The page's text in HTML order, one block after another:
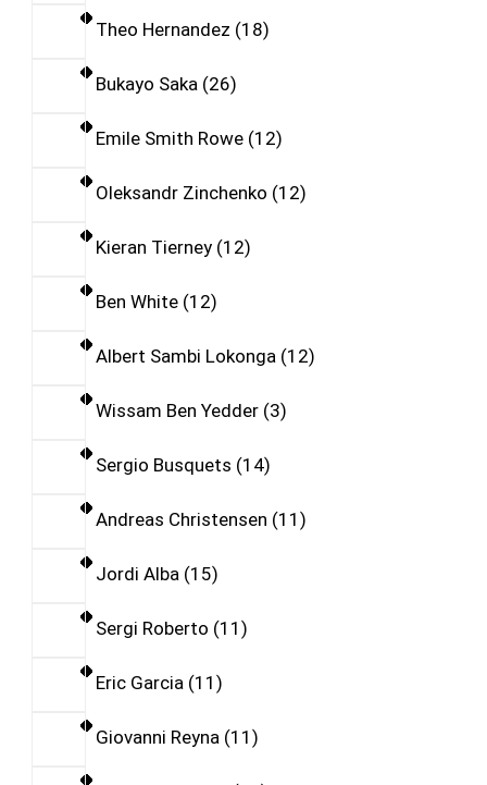
Theo Hernandez 18
Bukayo Saka 26
Emile Smith Rowe 12
Oleksandr Zinchenko 12
Kieran Tierney 12
Ben White 12
Albert Sambi Lokonga 12
Wissam Ben Yedder 3
Sergio Busquets 14
Andreas Christensen 11
Jordi Alba 15
Sergi Roberto 11
Eric Garcia 11
Giovanni Reyna 11